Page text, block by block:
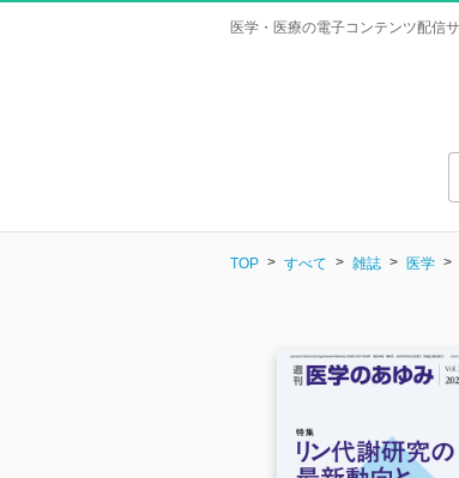
医学・医療の電子コンテンツ配信
TOP すべて 雑誌 医学